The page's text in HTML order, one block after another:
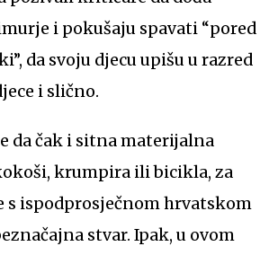
i pokušaju spavati “pored
da svoju djecu upišu u razred
i slično.
da čak i sitna materijalna
krumpira ili bicikla, za
s ispodprosječnom hrvatskom
stvar. Ipak, u ovom